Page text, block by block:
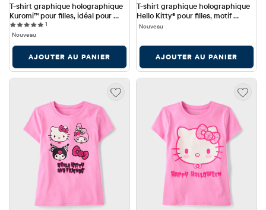
T-shirt graphique holographique
Kuromi™ pour filles, idéal pour
Halloween1
Nouveau
AJOUTER AU PANIER
T-shirt graphique holographique
Hello Kitty® pour filles, motif
Halloween
Nouveau
AJOUTER AU PANIER